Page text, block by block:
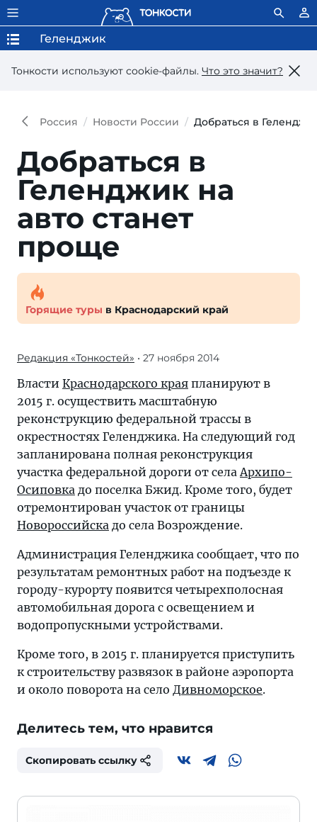
Тонкости используют сookie-файлы. Что это значит?
Геленджик
Россия Новости России Добраться в
Добраться в
Геленджик на
авто станет
проще
Горящие туры в Краснодарский край
Редакция «Тонкостей» • 27 ноября 2014
Власти Краснодарского края планируют в
2015 г. осуществить масштабную
реконструкцию федеральной трассы в
окрестностях Геленджика. На следующий год
запланирована полная реконструкция
участка федеральной дороги от селаАрхипо-
Осиповка до поселка Бжид. Кроме того, будет
отремонтирован участок от границы
Новороссийска до села Возрождение.
Администрация Геленджика сообщает, что по
результатам ремонтных работ на подъезде к
городу-курорту появится четырехполосная
автомобильная дорога с освещением и
водопропускными устройствами.
Кроме того, в 2015 г. планируется приступить
к строительству развязок в районе аэропорта
и около поворота на село Дивноморское.
Делитесь тем, что нравится
Скопировать ссылку